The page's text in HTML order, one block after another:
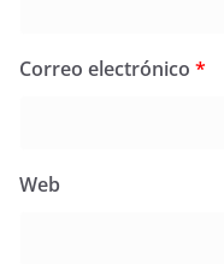
Correo electrónico *
Web